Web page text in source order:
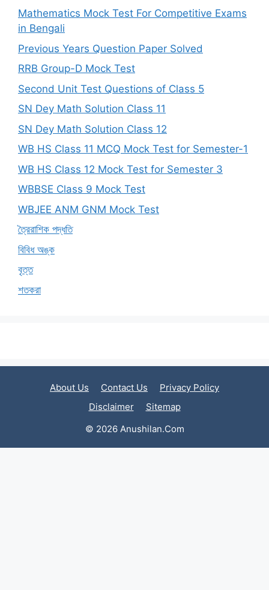
Mathematics Mock Test For Competitive Exams
in Bengali
Previous Years Question Paper Solved
RRB Group-D Mock Test
Second Unit Test Questions of Class 5
SN Dey Math Solution Class 11
SN Dey Math Solution Class 12
WB HS Class 11 MCQ Mock Test for Semester-1
WB HS Class 12 Mock Test for Semester 3
WBBSE Class 9 Mock Test
WBJEE ANM GNM Mock Test
ত্রৈরাশিক পদ্ধতি
বিবিধ অঙ্ক
বৃত্ত
শতকরা
About Us Contact Us
Privacy Policy
Disclaimer
Sitemap
© 2026 Anushilan.Com